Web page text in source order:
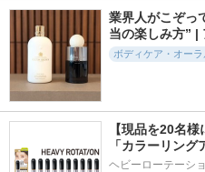
39件
デリケートウォッシ
ュ リッチフォームA
Y
よもぎブ
り
iroha
E
業界人がこぞっ
当の楽しみ方” |
ボディケア・オーラ
【現品を20名
「カラーリング
ヘビーローテーシ